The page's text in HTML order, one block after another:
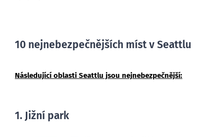
10 nejnebezpečnějších míst v Seattlu
Následující oblasti Seattlu jsou nejnebezpečnější:
1. Jižní park